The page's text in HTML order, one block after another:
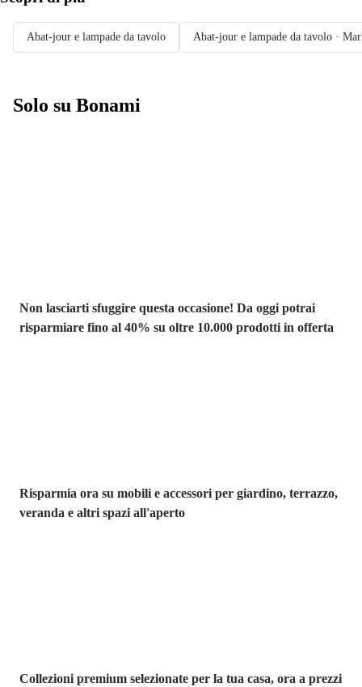
Abat-jour e lampade da tavolo Abat-jour e lampade da tavolo ·
Solo su Bonami
Non lasciarti sfuggire questa occasione! Da oggi potrai
risparmiare fino al 40% su oltre 10.000 prodotti in offerta
Risparmia ora su mobili e accessori per giardino, terrazzo,
veranda e altri spazi all'aperto
Collezioni premium selezionate per la tua casa, ora a prezzi